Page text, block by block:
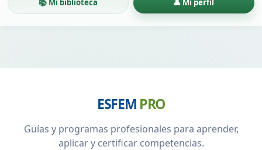
📚 Mi biblioteca 👤 Mi perfil
ESFEM PRO
Guías y programas profesionales para aprender,
aplicar y certificar competencias.